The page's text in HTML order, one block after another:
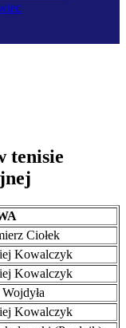
tenisie
Ciołek
Kowalczyk
Kowalczyk
Kowalczyk